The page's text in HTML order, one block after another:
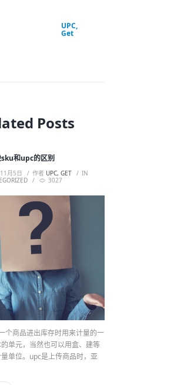
UPC,
Get
Posts
和upc的区别
月5日 作者 UPC, GET
IN
3027
个商品进出库存时用来计量的一
单元，当然也可以用盒、建等
单位。upc是上传商品时，亚